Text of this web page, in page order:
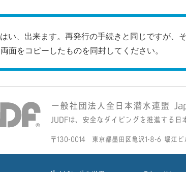
はい、出来ます。再発行の手続きと同じですが、
両面をコピーしたものを同封してください。
一般社団法人全日本潜水連盟
JUDFは、安全なダイビングを推進する
〒130-0014 東京都墨田区亀沢1-8-6 堀